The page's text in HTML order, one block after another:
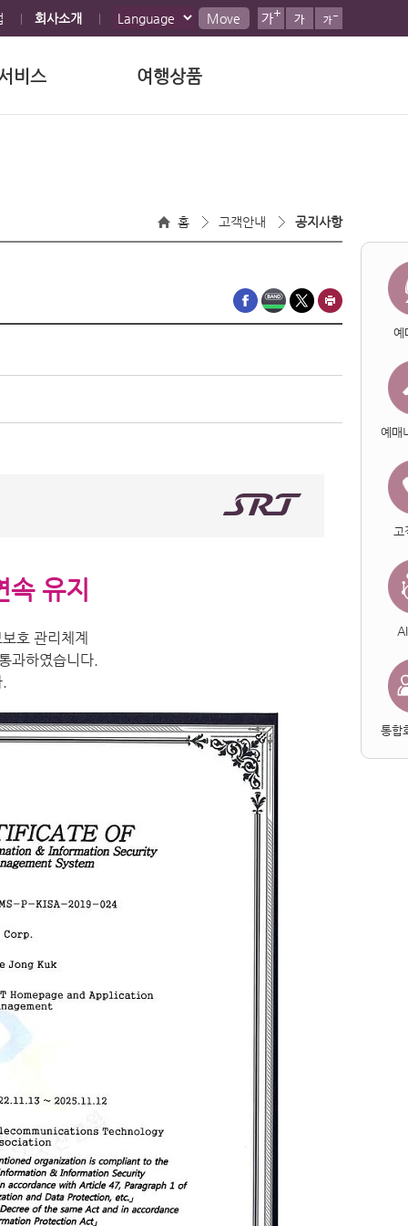
회사소개 Move
비스 여행상품
홈 고객안내 공지사항
유지
호 관리체계
과하였습니다.
예
예매
고
통합